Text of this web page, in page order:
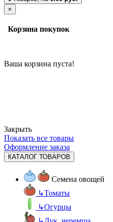
×
Корзина покупок
Ваша корзина пуста!
Закрыть
Показать все товары
Оформление заказа
КАТАЛОГ ТОВАРОВ
Семена овощей
↳Томаты
↳Огурцы